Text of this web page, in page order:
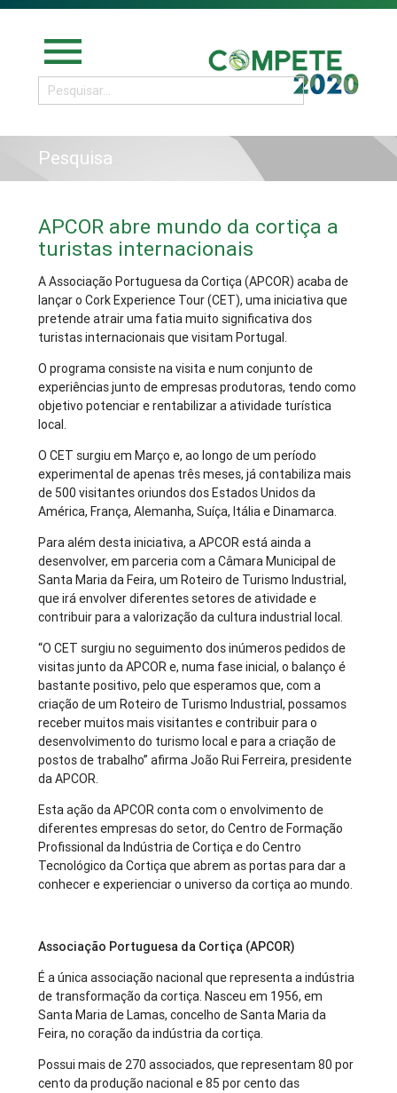
menu
Pesquisa
APCOR abre mundo da cortiça a
turistas internacionais
A Associação Portuguesa da Cortiça (APCOR) acaba de
lançar o Cork Experience Tour (CET), uma iniciativa que
pretende atrair uma fatia muito significativa dos
turistas internacionais que visitam Portugal.
O programa consiste na visita e num conjunto de
experiências junto de empresas produtoras, tendo como
objetivo potenciar e rentabilizar a atividade turística
local.
O CET surgiu em Março e, ao longo de um período
experimental de apenas três meses, já contabiliza mais
de 500 visitantes oriundos dos Estados Unidos da
América, França, Alemanha, Suíça, Itália e Dinamarca.
Para além desta iniciativa, a APCOR está ainda a
desenvolver, em parceria com a Câmara Municipal de
Santa Maria da Feira, um Roteiro de Turismo Industrial,
que irá envolver diferentes setores de atividade e
contribuir para a valorização da cultura industrial local.
“O CET surgiu no seguimento dos inúmeros pedidos de
visitas junto da APCOR e, numa fase inicial, o balanço é
bastante positivo, pelo que esperamos que, com a
criação de um Roteiro de Turismo Industrial, possamos
receber muitos mais visitantes e contribuir para o
desenvolvimento do turismo local e para a criação de
postos de trabalho” afirma João Rui Ferreira, presidente
da APCOR.
Esta ação da APCOR conta com o envolvimento de
diferentes empresas do setor, do Centro de Formação
Profissional da Indústria de Cortiça e do Centro
Tecnológico da Cortiça que abrem as portas para dar a
conhecer e experienciar o universo da cortiça ao mundo.
Associação Portuguesa da Cortiça (APCOR)
É a única associação nacional que representa a indústria
de transformação da cortiça. Nasceu em 1956, em
Santa Maria de Lamas, concelho de Santa Maria da
Feira, no coração da indústria da cortiça.
Possui mais de 270 associados, que representam 80 por
cento da produção nacional e 85 por cento das